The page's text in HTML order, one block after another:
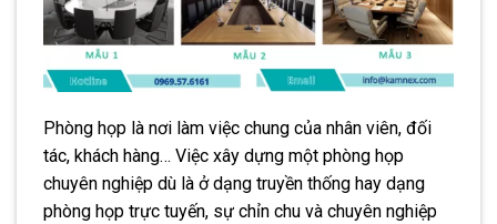
Phòng họp là nơi làm việc chung của nhân viên, đối
tác, khách hàng… Việc xây dựng một phòng họp
chuyên nghiệp dù là ở dạng truyền thống hay dạng
phòng họp trực tuyến, sự chỉn chu và chuyên nghiệp